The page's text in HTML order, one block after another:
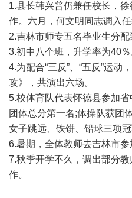
1.县长韩兴普仍兼任校长，
作。六月，何文明同志调入任
2.吉林市师专五名毕业生分配
3.初中八个班，升学率为40％
4.为配合“三反”、“五反”运动
攻》，共演出六场。
5.校体育队代表怀德县参加
团体总分第一名;体操队获团
女子跳远、铁饼、铅球三项冠
6.暑期，全体教师去吉林市参
7.秋季开学不久，调出部分
作。